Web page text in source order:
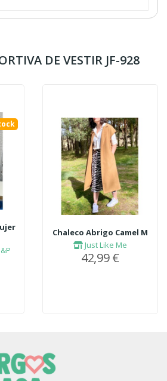
DE VESTIR JF-928
Chaleco Abrigo Camel M
Just Like Me
42,99 €